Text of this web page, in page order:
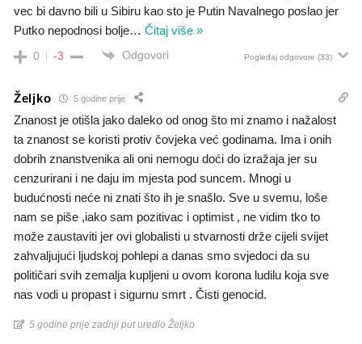
vec bi davno bili u Sibiru kao sto je Putin Navalnego poslao jer
Putko nepodnosi bolje… Čitaj više »
0 -3 Odgovori Pogledaj odgovore (33)
Željko 5 godine prije
Znanost je otišla jako daleko od onog što mi znamo i nažalost
ta znanost se koristi protiv čovjeka već godinama. Ima i onih
dobrih znanstvenika ali oni nemogu doći do izražaja jer su
cenzurirani i ne daju im mjesta pod suncem. Mnogi u
budućnosti neće ni znati što ih je snašlo. Sve u svemu, loše
nam se piše ,iako sam pozitivac i optimist , ne vidim tko to
može zaustaviti jer ovi globalisti u stvarnosti drže cijeli svijet
zahvaljujući ljudskoj pohlepi a danas smo svjedoci da su
političari svih zemalja kupljeni u ovom korona ludilu koja sve
nas vodi u propast i sigurnu smrt . Čisti genocid.
5 godine prije zadnji put uredio Željko